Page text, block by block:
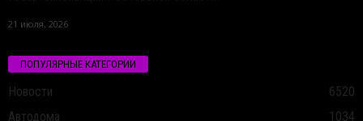
21 июля, 2026
ПОПУЛЯРНЫЕ КАТЕГОРИИ
Новости
6520
Автодома
1034